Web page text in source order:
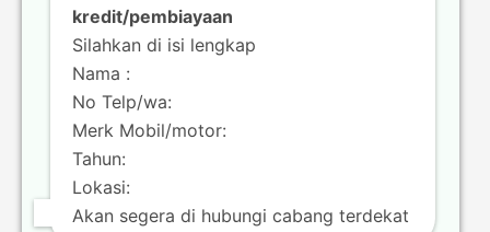
kredit/pembiayaan
Silahkan di isi lengkap
Nama :
No Telp/wa:
Merk Mobil/motor:
Tahun:
Lokasi:
Akan segera di hubungi cabang terdekat